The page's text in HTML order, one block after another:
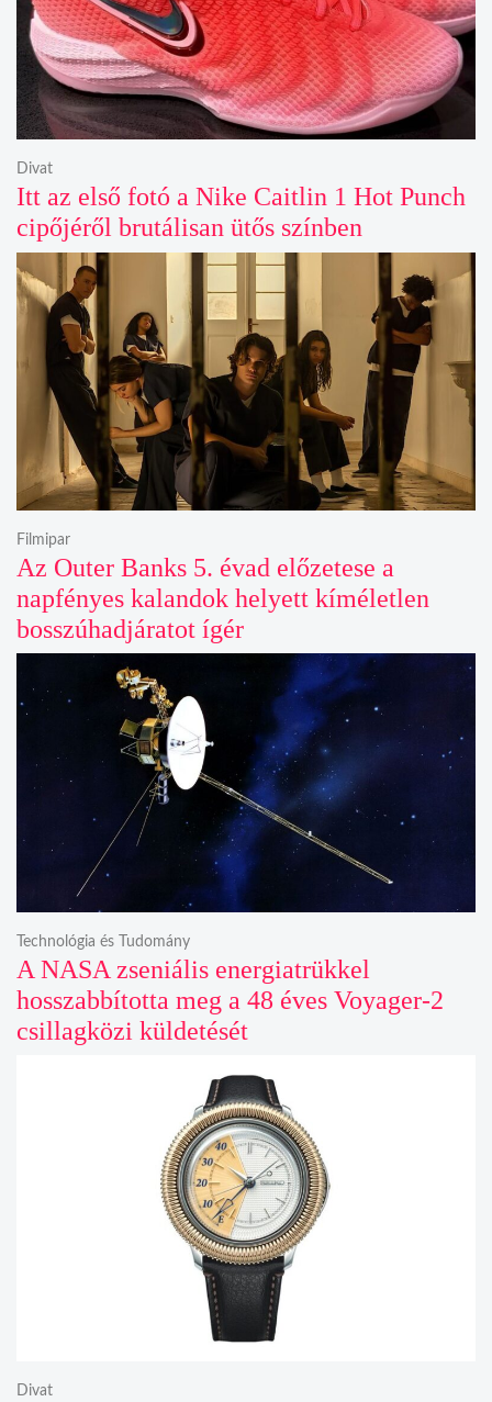
Itt az első fotó a Nike Caitlin 1 Hot Punch
cipőjéről brutálisan ütős színben
Divat
Az Outer Banks 5. évad előzetese a
napfényes kalandok helyett kíméletlen
bosszúhadjáratot ígér
Filmipar
A NASA zseniális energiatrükkel
hosszabbította meg a 48 éves Voyager-2
csillagközi küldetését
Technológia és Tudomány
Divat